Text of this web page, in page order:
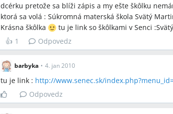
rodičia a trvalý pobyt v meste; riaditeľky podľa
predškolákov, a niektoré MŠ prijali len
neprijala 25; MŠ Kysucká prijala 23, neprijala 26;
Q:Aké mám možnosti, keď mi dieťa neprijali do
Súkromná materská škola Svätý Martin /
EUR uvádzané pre súkromnú), vyhľadať súkromné
(Mravčekovo – okolo 200 EUR/mesiac podľa
škôlky v susednej obci (Hrubá Borša – cca 240 EUR/
dcérku pretože sa blíži zápis a my ešte škôlku
ktorá sa volá : Súkromná materská škola Svätý
Krásna škôlka
tu je link so škôlkami v Senci
👍 1 Odpovedz
barbyka • 4. jan 2010
tu je link : http://www.senec.sk/
Odpovedz